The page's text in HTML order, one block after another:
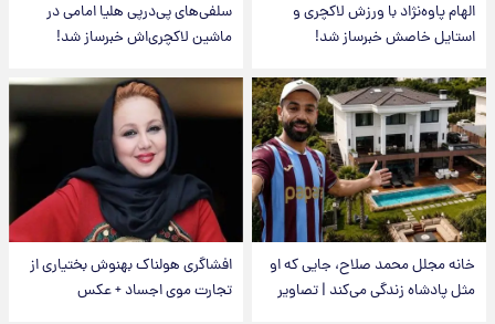
الهام پاوه‌نژاد با ورزش لاکچری و
استایل خاصش خبرساز شد!
سلفی‌های پی‌درپی هلیا امامی در
ماشین لاکچری‌اش خبرساز شد!
خانه مجلل محمد صلاح، جایی که او
مثل پادشاه زندگی می‌کند | تصاویر
افشاگری هولناک بهنوش بختیاری از
تجارت موی اجساد + عکس